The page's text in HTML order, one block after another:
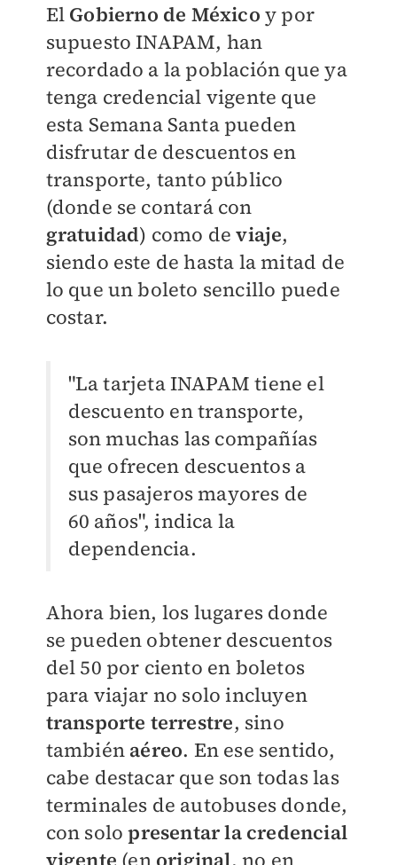
El Gobierno de México y por
supuesto INAPAM, han
recordado a la población que ya
tenga credencial vigente que
esta Semana Santa pueden
disfrutar de descuentos en
transporte, tanto público
(donde se contará con
gratuidad) como deviaje,
siendo este de hasta la mitad de
lo que un boleto sencillo puede
costar.
"La tarjeta INAPAM tiene el
descuento en transporte,
son muchas las compañías
que ofrecen descuentos a
sus pasajeros mayores de
60 años", indica la
dependencia.
Ahora bien, los lugares donde
se pueden obtener descuentos
del 50 por ciento en boletos
para viajar no solo incluyen
transporte terrestre, sino
también aéreo. En ese sentido,
cabe destacar que son todas las
terminales de autobuses donde,
con solopresentar la credencial